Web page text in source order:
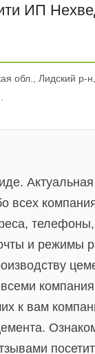
ИП
Лидский р-н, Лида г.,
Актуальная
всех
телефоны,
и режимы
к вам